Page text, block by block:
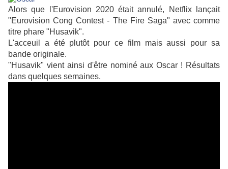
Alors que l'Eurovision 2020 était annulé, Netflix lançait
"Eurovision Cong Contest - The Fire Saga" avec comme
titre phare "Husavik".
L'acceuil a été plutôt pour ce film mais aussi pour sa
bande originale.
"Husavik" vient ainsi d'être nominé aux Oscar ! Résultats
dans quelques semaines.